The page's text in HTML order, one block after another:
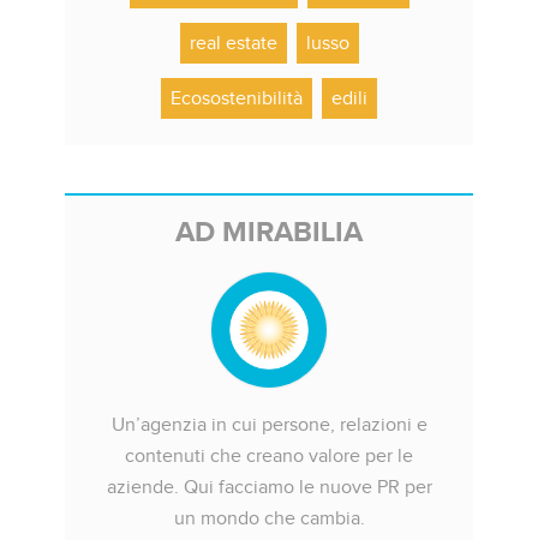
real estate lusso
Ecosostenibilità edili
AD MIRABILIA
Un’agenzia in cui persone, relazioni e
contenuti che creano valore per le
aziende. Qui facciamo le nuove PR per
un mondo che cambia.